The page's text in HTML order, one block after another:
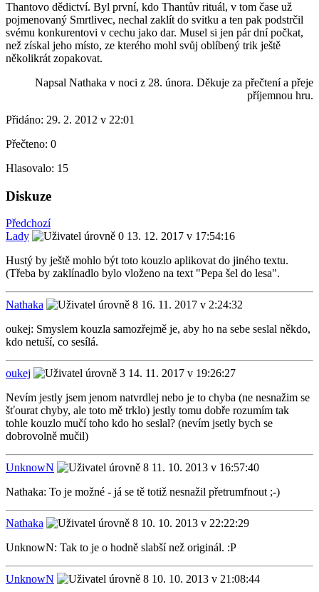
Thantovo dědictví. Byl první, kdo Thantův rituál, v tom čase už
pojmenovaný Smrtlivec, nechal zaklít do svitku a ten pak podstrčil
svému konkurentovi v cechu jako dar. Musel si jen pár dní počkat,
než získal jeho místo, ze kterého mohl svůj oblíbený trik ještě
několikrát zopakovat.
Napsal Nathaka v noci z 28. února. Děkuje za přečtení a přeje
příjemnou hru.
Přidáno: 29. 2. 2012 v 22:01
Přečteno: 0
Hlasovalo: 15
Diskuze
Předchozí
Lady
13. 12. 2017 v 17:54:16
Hustý by ještě mohlo být toto kouzlo aplikovat do jiného textu.
(Třeba by zaklínadlo bylo vloženo na text "Pepa šel do lesa".
Nathaka
16. 11. 2017 v 2:24:32
oukej: Smyslem kouzla samozřejmě je, aby ho na sebe seslal někdo,
kdo netuší, co sesílá.
oukej
14. 11. 2017 v 19:26:27
Nevím jestly jsem jenom natvrdlej nebo je to chyba (ne nesnažim se
šťourat chyby, ale toto mě trklo) jestly tomu dobře rozumím tak
tohle kouzlo mučí toho kdo ho seslal? (nevím jsetly bych se
dobrovolně mučil)
UnknowN
11. 10. 2013 v 16:57:40
Nathaka: To je možné - já se tě totiž nesnažil přetrumfnout ;-)
Nathaka
10. 10. 2013 v 22:22:29
UnknowN: Tak to je o hodně slabší než originál. :P
UnknowN 10. 10. 2013 v 21:08:44